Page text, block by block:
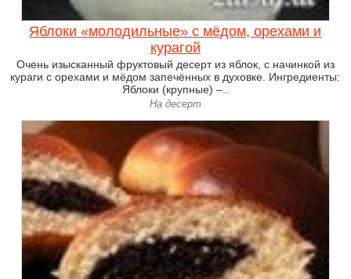
Яблоки «молодильные» с мёдом, орехами и
курагой
Очень изысканный фруктовый десерт из яблок, с начинкой из
кураги с орехами и мёдом запечённых в духовке. Ингредиенты:
Яблоки (крупные) –..
На десерт